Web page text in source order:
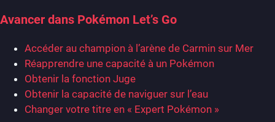
Avancer dans Pokémon Let’s Go
Accéder au champion à l’arène de Carmin sur Mer
Réapprendre une capacité à un Pokémon
Obtenir la fonction Juge
Obtenir la capacité de naviguer sur l’eau
Changer votre titre en « Expert Pokémon »